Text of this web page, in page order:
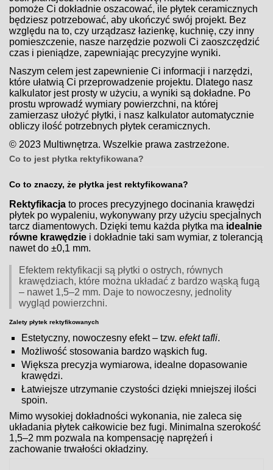
pomoże Ci dokładnie oszacować, ile płytek ceramicznych
będziesz potrzebować, aby ukończyć swój projekt. Bez
względu na to, czy urządzasz łazienkę, kuchnię, czy inny
pomieszczenie, nasze narzędzie pozwoli Ci zaoszczędzić
czas i pieniądze, zapewniając precyzyjne wyniki.
Naszym celem jest zapewnienie Ci informacji i narzędzi,
które ułatwią Ci przeprowadzenie projektu. Dlatego nasz
kalkulator jest prosty w użyciu, a wyniki są dokładne. Po
prostu wprowadź wymiary powierzchni, na której
zamierzasz ułożyć płytki, i nasz kalkulator automatycznie
obliczy ilość potrzebnych płytek ceramicznych.
© 2023 Multiwnętrza. Wszelkie prawa zastrzeżone.
Co to jest płytka rektyfikowana?
Co to znaczy, że płytka jest rektyfikowana?
Rektyfikacja to proces precyzyjnego docinania krawędzi
płytek po wypaleniu, wykonywany przy użyciu specjalnych
tarcz diamentowych. Dzięki temu każda płytka ma idealnie
równe krawędzie i dokładnie taki sam wymiar, z tolerancją
nawet do ±0,1 mm.
Efektem rektyfikacji są płytki o ostrych, równych
krawędziach, które można układać z bardzo wąską fugą
– nawet 1,5–2 mm. Daje to nowoczesny, jednolity
wygląd powierzchni.
Zalety płytek rektyfikowanych
Estetyczny, nowoczesny efekt – tzw.efekt tafli.
Możliwość stosowania bardzo wąskich fug.
Większa precyzja wymiarowa, idealne dopasowanie
krawędzi.
Łatwiejsze utrzymanie czystości dzięki mniejszej ilości
spoin.
Mimo wysokiej dokładności wykonania, nie zaleca się
układania płytek całkowicie bez fugi. Minimalna szerokość
1,5–2 mm pozwala na kompensację naprężeń i
zachowanie trwałości okładziny.